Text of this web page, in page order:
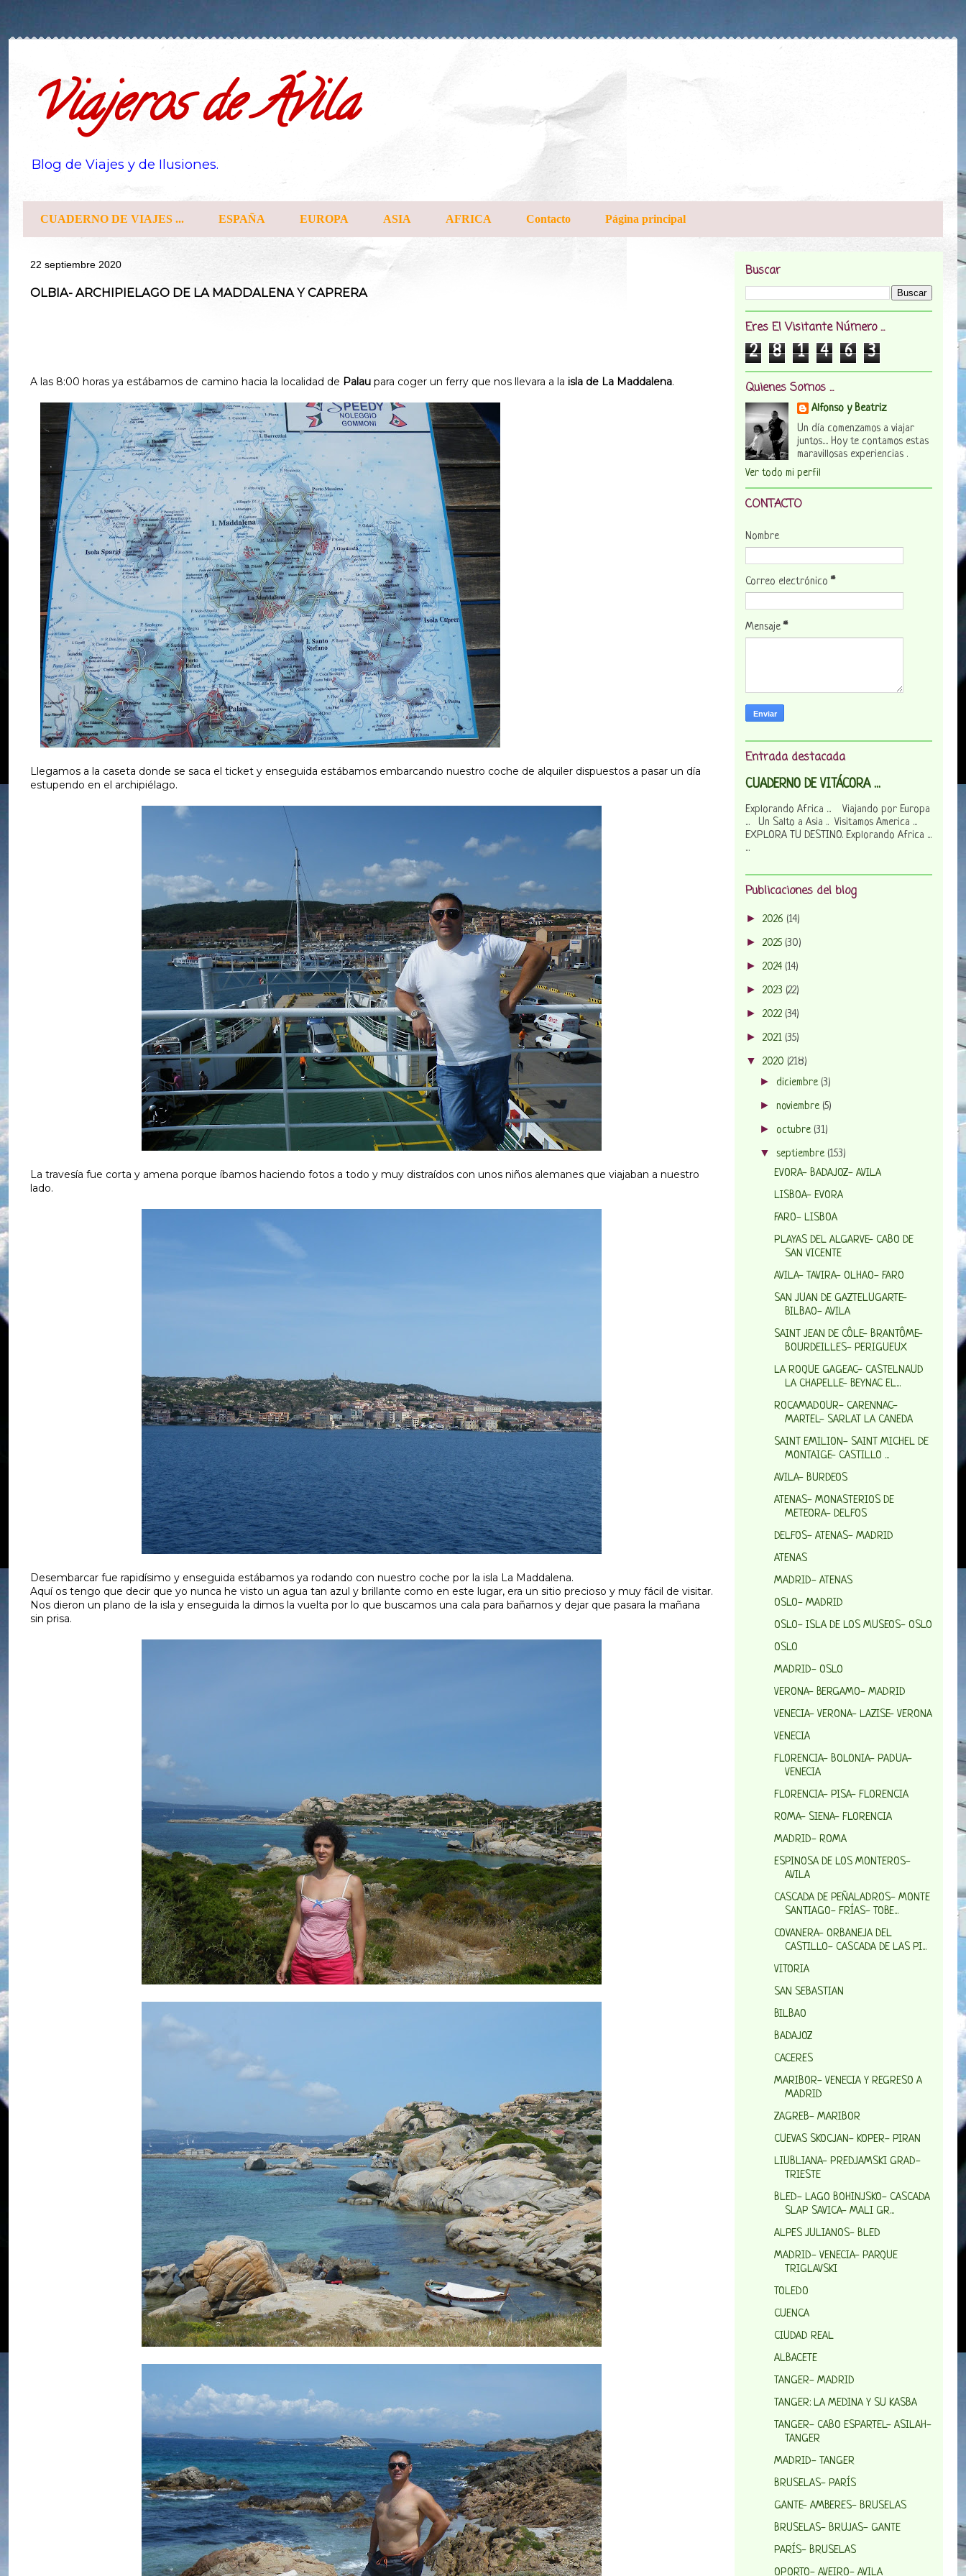
Viajeros de Ávila
Blog de Viajes y de Ilusiones.
CUADERNO DE VIAJES ... ESPAÑA EUROPA ASIA AFRICA Contacto Página principal
22 septiembre 2020
OLBIA- ARCHIPIELAGO DE LA MADDALENA Y CAPRERA
A las 8:00 horas ya estábamos de camino hacia la localidad de Palau para coger un ferry que nos llevara a la isla de La Maddalena.
Llegamos a la caseta donde se saca el ticket y enseguida estábamos embarcando nuestro coche de alquiler dispuestos a pasar un día
estupendo en el archipiélago.
La travesía fue corta y amena porque íbamos haciendo fotos a todo y muy distraídos con unos niños alemanes que viajaban a nuestro
lado.
Desembarcar fue rapidísimo y enseguida estábamos ya rodando con nuestro coche por la isla La Maddalena.
Aquí os tengo que decir que yo nunca he visto un agua tan azul y brillante como en este lugar, era un sitio precioso y muy fácil de visitar.
Nos dieron un plano de la isla y enseguida la dimos la vuelta por lo que buscamos una cala para bañarnos y dejar que pasara la mañana
sin prisa.
Buscar
Eres El Visitante Número ...
2 8 1 4 6 3
Quienes Somos ...
Alfonso y Beatriz
Un día comenzamos a viajar
juntos.... Hoy te contamos estas
maravillosas experiencias .
Ver todo mi perfil
CONTACTO
Nombre
Correo electrónico*
Mensaje*
Entrada destacada
CUADERNO DE VITÁCORA ...
Explorando Africa ... Viajando por Europa
... Un Salto a Asia .. Visitamos America ...
EXPLORA TU DESTINO. Explorando Africa ...
...
Publicaciones del blog
► 2026 (14)
► 2025 (30)
► 2024 (14)
► 2023 (22)
► 2022 (34)
► 2021 (35)
▼ 2020 (218)
► diciembre (3)
►noviembre (5)
► octubre (31)
▼septiembre (153)
EVORA- BADAJOZ- AVILA
LISBOA- EVORA
FARO- LISBOA
PLAYAS DEL ALGARVE- CABO DE
SAN VICENTE
AVILA- TAVIRA- OLHAO- FARO
SAN JUAN DE GAZTELUGARTE-
BILBAO- AVILA
SAINT JEAN DE CÔLE- BRANTÔME-
BOURDEILLES- PERIGUEUX
LA ROQUE GAGEAC- CASTELNAUD
LA CHAPELLE- BEYNAC EL...
ROCAMADOUR- CARENNAC-
MARTEL- SARLAT LA CANEDA
SAINT EMILION- SAINT MICHEL DE
MONTAIGE- CASTILLO ...
AVILA- BURDEOS
ATENAS- MONASTERIOS DE
METEORA- DELFOS
DELFOS- ATENAS- MADRID
ATENAS
MADRID- ATENAS
OSLO- MADRID
OSLO- ISLA DE LOS MUSEOS- OSLO
OSLO
MADRID- OSLO
VERONA- BERGAMO- MADRID
VENECIA- VERONA- LAZISE- VERONA
VENECIA
FLORENCIA- BOLONIA- PADUA-
VENECIA
FLORENCIA- PISA- FLORENCIA
ROMA- SIENA- FLORENCIA
MADRID- ROMA
ESPINOSA DE LOS MONTEROS-
AVILA
CASCADA DE PEÑALADROS- MONTE
SANTIAGO- FRÍAS- TOBE...
COVANERA- ORBANEJA DEL
CASTILLO- CASCADA DE LAS PI...
VITORIA
SAN SEBASTIAN
BILBAO
BADAJOZ
CACERES
MARIBOR- VENECIA Y REGRESO A
MADRID
ZAGREB- MARIBOR
CUEVAS SKOCJAN- KOPER- PIRAN
LIUBLIANA- PREDJAMSKI GRAD-
TRIESTE
BLED- LAGO BOHINJSKO- CASCADA
SLAP SAVICA- MALI GR...
ALPES JULIANOS- BLED
MADRID- VENECIA- PARQUE
TRIGLAVSKI
TOLEDO
CUENCA
CIUDAD REAL
ALBACETE
TANGER- MADRID
TANGER: LA MEDINA Y SU KASBA
TANGER- CABO ESPARTEL- ASILAH-
TANGER
MADRID- TANGER
BRUSELAS- PARÍS
GANTE- AMBERES- BRUSELAS
BRUSELAS- BRUJAS- GANTE
PARÍS- BRUSELAS
OPORTO- AVEIRO- AVILA